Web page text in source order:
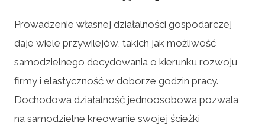
Prowadzenie własnej działalności gospodarczej
daje wiele przywilejów, takich jak możliwość
samodzielnego decydowania o kierunku rozwoju
firmy i elastyczność w doborze godzin pracy.
Dochodowa działalność jednoosobowa pozwala
na samodzielne kreowanie swojej ścieżki